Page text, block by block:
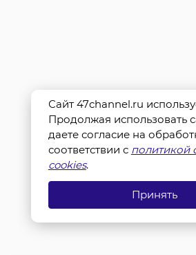
Сайт 47channel.ru
Продолжая использовать
даете согласие на
соответствии с политикой
cookies.
Принять